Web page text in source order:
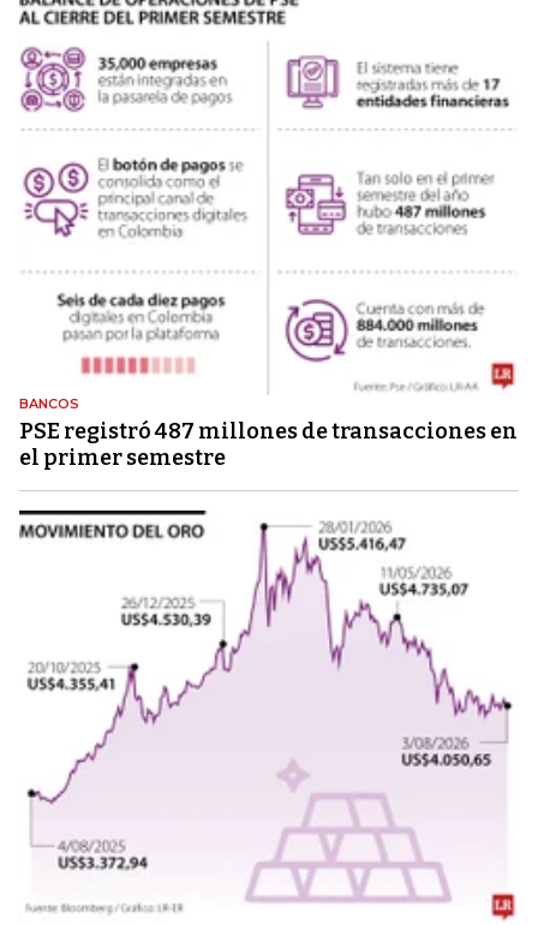
BANCOS
PSE registró 487 millones de transacciones en
el primer semestre